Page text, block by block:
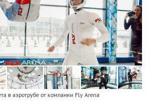
в аэротрубе от компании Fly Arena